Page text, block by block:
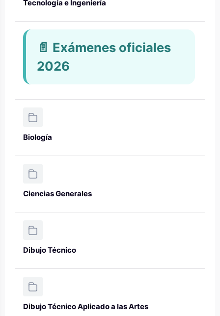
Tecnología e Ingeniería
📄 Exámenes oficiales
2026
Biología
Ciencias Generales
Dibujo Técnico
Dibujo Técnico Aplicado a las Artes